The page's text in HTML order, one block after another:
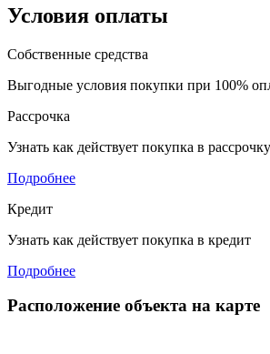
Условия оплаты
Собственные средства
Выгодные условия покупки при 100%
Рассрочка
Узнать как действует покупка в рассрочку
Подробнее
Кредит
Узнать как действует покупка в кредит
Подробнее
Расположение объекта на карте